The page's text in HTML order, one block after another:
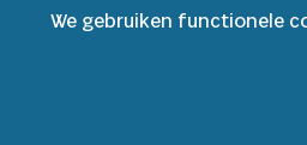
Veelgestelde vragen
We gebruiken functionele